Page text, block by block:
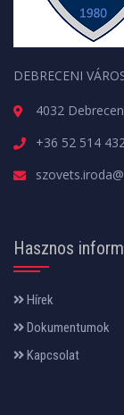
DEBRECENI
4032
+36 52 514
Hasznos
Hírek
Dokumentumok
Kapcsolat